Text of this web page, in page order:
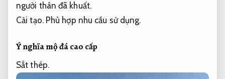
người thân đã khuất.
Cải tạo. Phù hợp nhu cầu sử dụng.
Ý nghĩa mộ đá cao cấp
Sắt thép.